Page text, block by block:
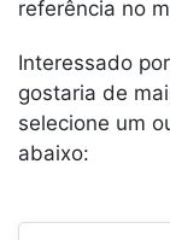
referência no
Interessado
gostaria de
selecione um
abaixo: